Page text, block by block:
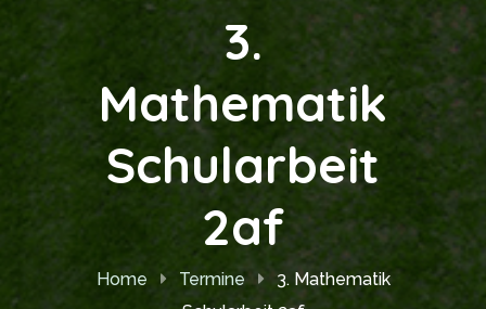
3.
Mathematik
Schularbeit
2af
Home Termine
3. Mathematik